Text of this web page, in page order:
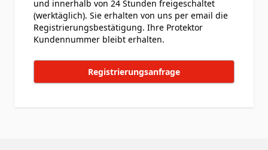
und innerhalb von 24 Stunden freigeschaltet
(werktäglich). Sie erhalten von uns per email die
Registrierungsbestätigung. Ihre Protektor
Kundennummer bleibt erhalten.
Registrierungsanfrage